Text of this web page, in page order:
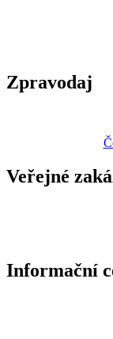
Zpravodaj
Veřejné
Informační